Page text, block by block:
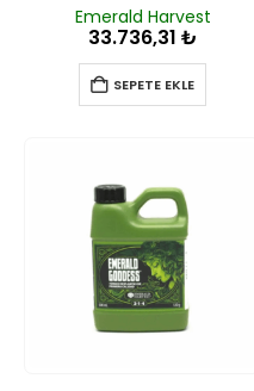
Emerald Harvest
33.736,31 ₺
SEPETE EKLE